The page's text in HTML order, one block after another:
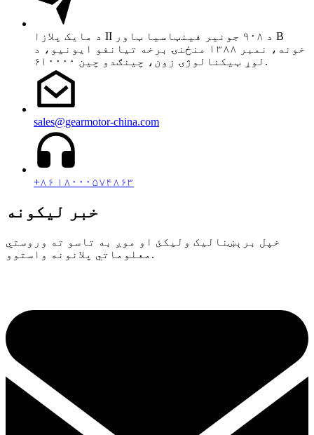
د مایک پلازا II د ۹۰۸ جونیر فینټاسیا ټاور B
خونه، نمبر ۱۳۸۸ منځنۍ برخه تیانفو ایونیو، د
لوړ ټیکنالوژۍ زون، چینګدو چین ۶۱۰۰۰۰.
sales@gearmotor-china.com
+۸۶ ۱۸۰۰۰۵۷۴۸۶۳
خبر لیکونه
خپل برېښنالیک ولیکئ او موږ به تاسو ته وروستي
معلوماتي پلانونه واستوو.